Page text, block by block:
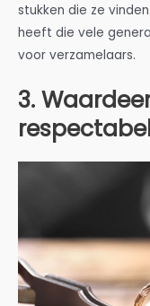
stukken die ze
heeft die vele
voor verzamelaars.
3.